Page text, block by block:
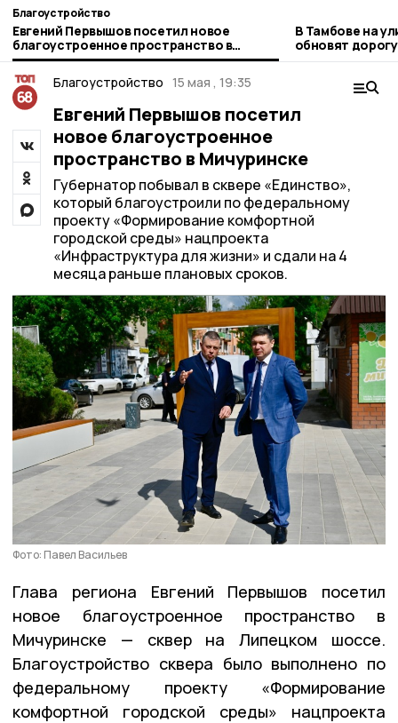
Благоустройство
Евгений Первышов посетил новое
благоустроенное пространство в
Мичуринске
В Тамбове на
обновят
Благоустройство 15 мая , 19:35
Евгений Первышов посетил
новое благоустроенное
пространство в Мичуринске
Губернатор побывал в сквере «Единство»,
который благоустроили по федеральному
проекту «Формирование комфортной
городской среды» нацпроекта
«Инфраструктура для жизни» и сдали на 4
месяца раньше плановых сроков.
Фото: Павел Васильев
Глава региона Евгений Первышов посетил
новое благоустроенное пространство в
Мичуринске — сквер на Липецком шоссе.
Благоустройство сквера было выполнено по
федеральному проекту «Формирование
комфортной городской среды» нацпроекта